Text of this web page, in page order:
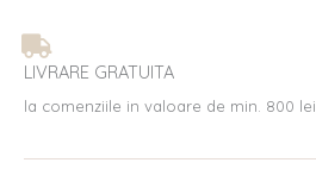
LIVRARE GRATUITA
la comenziile in valoare de min. 800 lei